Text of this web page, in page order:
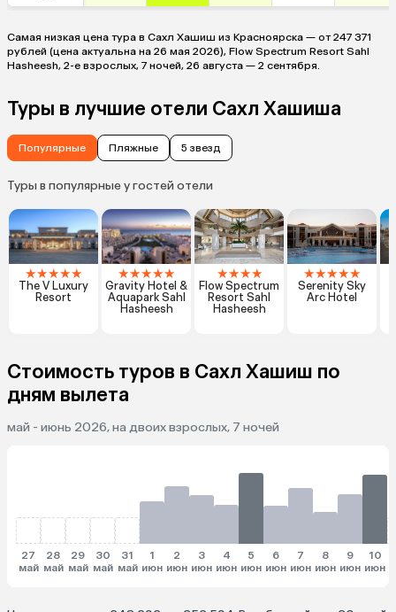
Самая низкая цена тура в Сахл Хашиш из Красноярска — от 247 371
рублей (цена актуальна на 26 мая 2026), Flow Spectrum Resort Sahl
Hasheesh, 2-е взрослых, 7 ночей, 26 августа — 2 сентября.
Туры в лучшие отели Сахл Хашиша
Популярные Пляжные 5 звезд
Туры в популярные у гостей отели
★★★★★
The V Luxury
Resort
★★★★★
Gravity Hotel &
Aquapark Sahl
Hasheesh
★★★★
Flow Spectrum
Resort Sahl
Hasheesh
★★★★★
Serenity Sky
Arc Hotel
Стоимость туров в Сахл Хашиш по
дням вылета
май - июнь 2026, на двоих взрослых, 7 ночей
27
май
28
май
29
май
30
май
31
май
1
июн
2
июн
3
июн
4
июн
5
июн
6
июн
7
июн
8
июн
9
июн
10
июн